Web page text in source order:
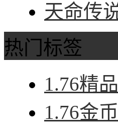
天命传
热门标签
1.76精
1.76金